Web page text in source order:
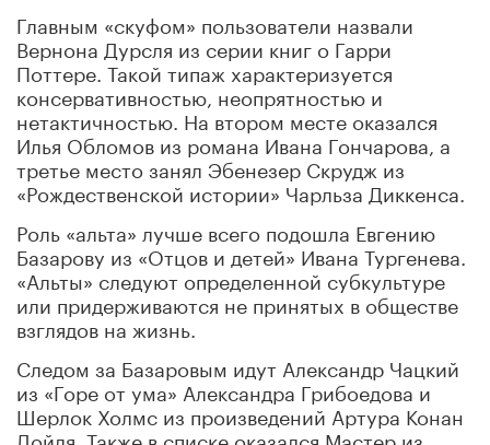
Главным «скуфом» пользователи назвали
Вернона Дурсля из серии книг о Гарри
Поттере. Такой типаж характеризуется
консервативностью, неопрятностью и
нетактичностью. На втором месте оказался
Илья Обломов из романа Ивана Гончарова, а
третье место занял Эбенезер Скрудж из
«Рождественской истории» Чарльза Диккенса.
Роль «альта» лучше всего подошла Евгению
Базарову из «Отцов и детей» Ивана Тургенева.
«Альты» следуют определенной субкультуре
или придерживаются не принятых в обществе
взглядов на жизнь.
Следом за Базаровым идут Александр Чацкий
из «Горе от ума» Александра Грибоедова и
Шерлок Холмс из произведений Артура Конан
Дойля. Также в списке оказался Мастер из